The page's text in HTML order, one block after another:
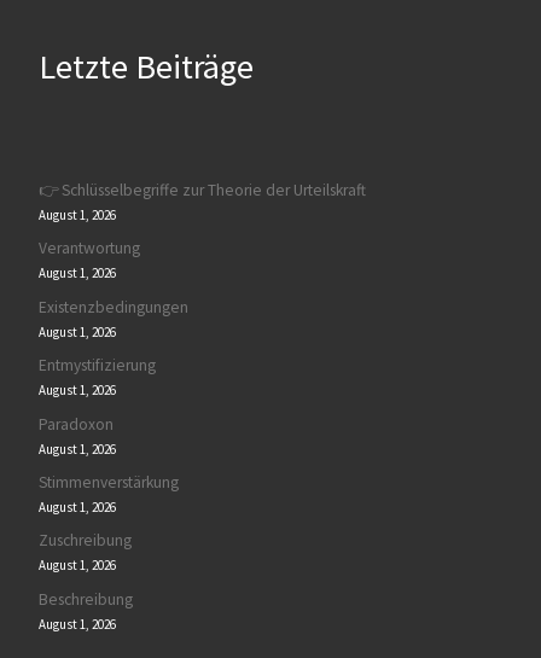
Letzte Beiträge
👉 Schlüsselbegriffe zur Theorie der Urteilskraft
August 1, 2026
Verantwortung
August 1, 2026
Existenzbedingungen
August 1, 2026
Entmystifizierung
August 1, 2026
Paradoxon
August 1, 2026
Stimmenverstärkung
August 1, 2026
Zuschreibung
August 1, 2026
Beschreibung
August 1, 2026